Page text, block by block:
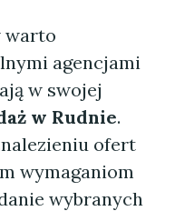
warto
agencjami
w swojej
w Rudnie.
ofert
wymaganiom
wybranych